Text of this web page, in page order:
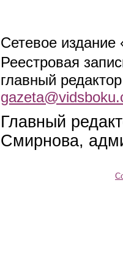
Сетевое издание
Реестровая
главный
Главный
Смирнова,